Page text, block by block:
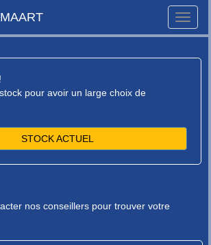
Toggle
pour avoir un large choix de
STOCK ACTUEL
nos conseillers pour trouver votre